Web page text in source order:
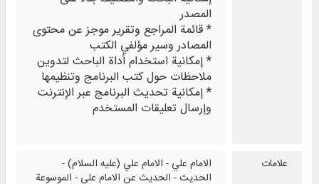
المصدر
* قائمة المراجع وتقرير موجز عن محتوى
المصادر وسير مؤلفي الكتب
* إمكانية استخدام أداة الباحث لتدوين
ملاحظات حول كتب البرنامج وتنظيمها
* إمكانية تحديث البرنامج عبر الإنترنت
وإرسال تعليقات المستخدم
علامات
الامام علي - الامام علي (عليه السلام) -
الحديث - الحديث عن الامام علي - الموسوعة